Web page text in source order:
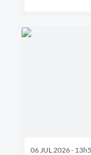
06 JUL 2026 -